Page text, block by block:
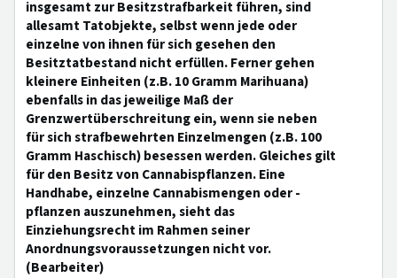
insgesamt zur Besitzstrafbarkeit führen, sind
allesamt Tatobjekte, selbst wenn jede oder
einzelne von ihnen für sich gesehen den
Besitztatbestand nicht erfüllen. Ferner gehen
kleinere Einheiten (z.B. 10 Gramm Marihuana)
ebenfalls in das jeweilige Maß der
Grenzwertüberschreitung ein, wenn sie neben
für sich strafbewehrten Einzelmengen (z.B. 100
Gramm Haschisch) besessen werden. Gleiches gilt
für den Besitz von Cannabispflanzen. Eine
Handhabe, einzelne Cannabismengen oder -
pflanzen auszunehmen, sieht das
Einziehungsrecht im Rahmen seiner
Anordnungsvoraussetzungen nicht vor.
(Bearbeiter)